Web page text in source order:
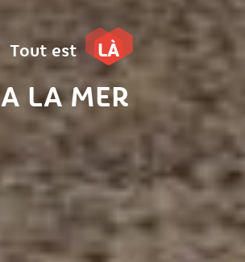
Tout est LÀ
A LA MER